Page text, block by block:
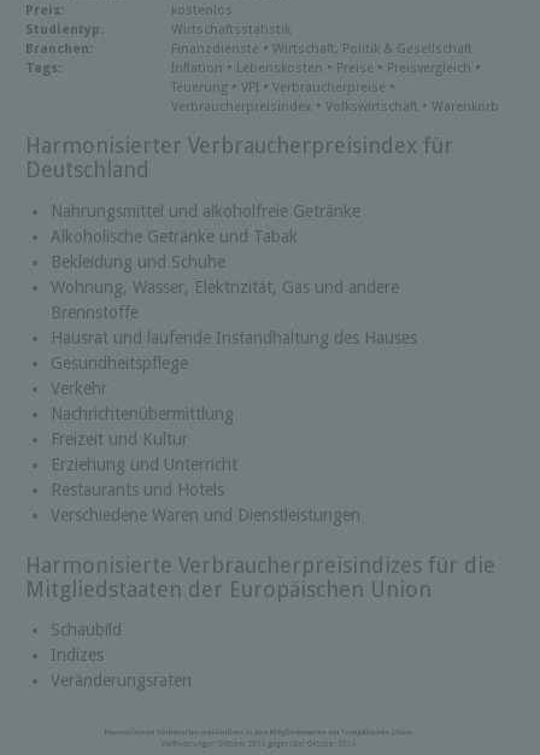
Preis:
kostenlos
Studientyp:
Wirtschaftsstatistik
Branchen:
Finanzdienste • Wirtschaft, Politik & Gesellschaft
Tags:
Inflation • Lebenskosten • Preise • Preisvergleich •
Teuerung • VPI • Verbraucherpreise •
Verbraucherpreisindex • Volkswirtschaft • Warenkorb
Harmonisierter Verbraucherpreisindex für
Deutschland
Nahrungsmittel und alkoholfreie Getränke
Alkoholische Getränke und Tabak
Bekleidung und Schuhe
Wohnung, Wasser, Elektrizität, Gas und andere
Brennstoffe
Hausrat und laufende Instandhaltung des Hauses
Gesundheitspflege
Verkehr
Nachrichtenübermittlung
Freizeit und Kultur
Erziehung und Unterricht
Restaurants und Hotels
Verschiedene Waren und Dienstleistungen
Harmonisierte Verbraucherpreisindizes für die
Mitgliedstaaten der Europäischen Union
Schaubild
Indizes
Veränderungsraten